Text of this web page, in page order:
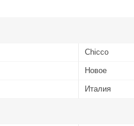
Chicco
Новое
Италия